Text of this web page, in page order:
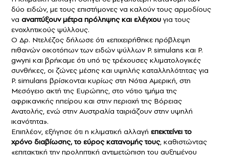
δύο ειδών, με τους επιστήμονες να καλούν τους αρμοδίους
να αναπτύξουν μέτρα πρόληψης και ελέγχου για τους
ενοχλητικούς ψύλλους.
Ο Δρ. Ντελέζος δήλωσε ότι «επιχειρήθηκε πρόβλεψη
πιθανών οικοτόπων των ειδών ψύλλων P. simulans και P.
gwyni και βρήκαμε ότι υπό τις τρέχουσες κλιματολογικές
συνθήκες, οι ζώνες μέσης και υψηλής καταλληλότητας για
P. simulans βρίσκονται κυρίως στη Νότια Αμερική, στη
Μεσόγειο ακτή της Ευρώπης, στο νότιο τμήμα της
αφρικανικής ηπείρου και στην περιοχή της Βόρειας
Ανατολής, ενώ στην Αυστραλία ταιριάζουν στην υψηλή
ικανότητα».
Επιπλέον, εξήγησε ότι η κλιματική αλλαγή επεκτείνει το
χρόνο διαβίωσης, το εύροςκατανομήςτους, καθιστώντας
«επιτακτική την προληπτική αντιμετώπιση του αυξημένου